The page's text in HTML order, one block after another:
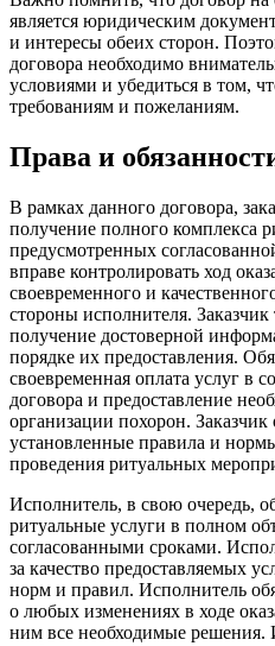
является юридическим
и интересы обеих сторон.
договора необходимо
условиями и убедиться в том,
требованиям и пожеланиям.
Права и
В рамках данного договора,
получение полного комплекса
предусмотренных
вправе контролировать ход
своевременного и
стороны исполнителя.
получение достоверной
порядке их предоставления.
своевременная оплата услуг в
договора и предоставление
организации похорон. Заказчик
установленные правила и
проведения ритуальных
Исполнитель, в свою очередь,
ритуальные услуги в полном
согласованными сроками.
за качество предоставляемых
норм и правил. Исполнитель
о любых изменениях в ходе
ним все необходимые решения.